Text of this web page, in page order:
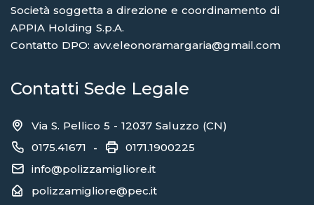
Società soggetta a direzione e coordinamento di
APPIA Holding S.p.A.
Contatto DPO: avv.eleonoramargaria@gmail.com
Contatti Sede Legale
Via S. Pellico 5 - 12037 Saluzzo (CN)
0175.41671 -
0171.1900225
info@polizzamigliore.it
polizzamigliore@pec.it